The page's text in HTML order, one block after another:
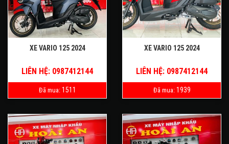
XE VARIO 125 2024
LIÊN HỆ: 0987412144
Đã mua: 1511
XE VARIO 125 2024
LIÊN HỆ: 0987412144
Đã mua: 1939